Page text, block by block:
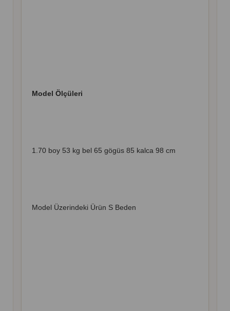
Model Ölçüleri
1.70 boy 53 kg bel 65 gögüs 85 kalca 98 cm
Model Üzerindeki Ürün S Beden